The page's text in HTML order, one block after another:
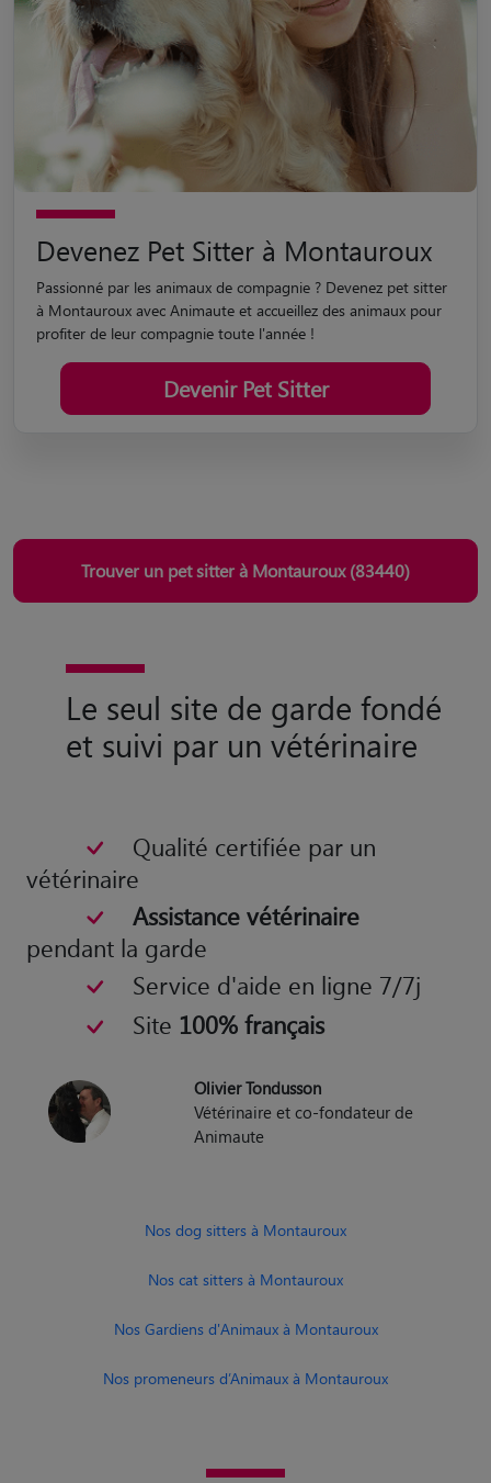
Devenez Pet Sitter à Montauroux
Passionné par les animaux de compagnie ? Devenez pet sitter
à Montauroux avec Animaute et accueillez des animaux pour
profiter de leur compagnie toute l'année !
Devenir Pet Sitter
Trouver un pet sitter à Montauroux (83440)
Le seul site de garde fondé
et suivi par un vétérinaire
Qualité certifiée par un
vétérinaire
Assistance vétérinaire
pendant la garde
Service d'aide en ligne 7/7j
Site 100% français
Olivier Tondusson
Vétérinaire et co-fondateur de
Animaute
Nos dog sitters à Montauroux
Nos cat sitters à Montauroux
Nos Gardiens d'Animaux à Montauroux
Nos promeneurs d’Animaux à Montauroux